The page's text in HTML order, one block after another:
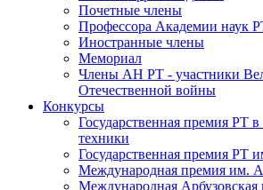
Почетные члены
Профессора Академии наук
Иностранные члены
Мемориал
Члены АН РТ - участники
Отечественной войны
Конкурсы
Государственная премия РТ
техники
Государственная премия РТ
Международная премия им.
Международная Арбузовская